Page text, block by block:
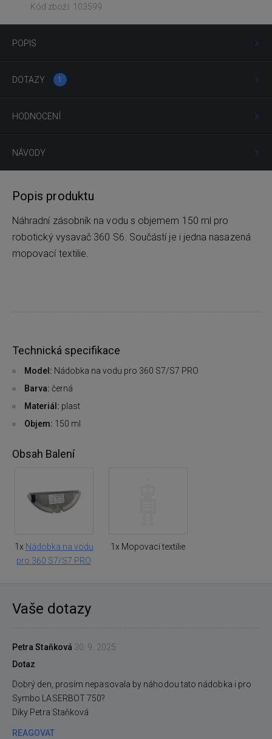
Kód zboží: 103599
POPIS
DOTAZY 1
HODNOCENÍ
NÁVODY
Popis produktu
Náhradní zásobník na vodu s objemem 150 ml pro
robotický vysavač 360 S6. Součástí je i jedna nasazená
mopovací textilie.
Technická specifikace
Model: Nádobka na vodu pro 360 S7/S7 PRO
Barva: černá
Materiál: plast
Objem: 150 ml
Obsah Balení
1x Nádobka na vodu
pro 360 S7/S7 PRO
1x Mopovací textilie
Vaše dotazy
Petra Staňková 30. 9. 2025
Dotaz
Dobrý den, prosím nepasovala by náhodou tato nádobka i pro
Symbo LASERBOT 750?
Díky Petra Staňková
REAGOVAT